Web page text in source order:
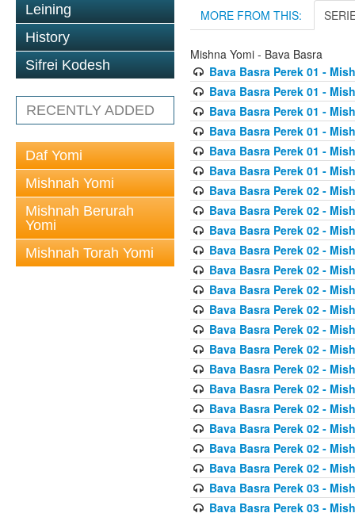
Leining
History
Sifrei Kodesh
RECENTLY ADDED
Daf Yomi
Mishnah Yomi
Mishnah Berurah
Yomi
Mishnah Torah Yomi
MORE FROM THIS:
Mishna Yomi - Bava Basra
Bava Basra Perek 01 -
Bava Basra Perek 01 -
Bava Basra Perek 01 -
Bava Basra Perek 01 -
Bava Basra Perek 01 -
Bava Basra Perek 01 -
Bava Basra Perek 02 -
Bava Basra Perek 02 -
Bava Basra Perek 02 -
Bava Basra Perek 02 -
Bava Basra Perek 02 -
Bava Basra Perek 02 -
Bava Basra Perek 02 -
Bava Basra Perek 02 -
Bava Basra Perek 02 -
Bava Basra Perek 02 -
Bava Basra Perek 02 -
Bava Basra Perek 02 -
Bava Basra Perek 02 -
Bava Basra Perek 02 -
Bava Basra Perek 02 -
Bava Basra Perek 03 -
Bava Basra Perek 03 -